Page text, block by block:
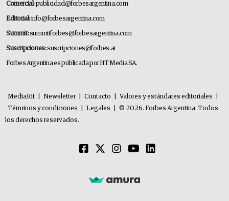
Comercial:publicidad@forbesargentina.com
Editorial:info@forbesargentina.com
Summit:summitforbes@forbesargentina.com
Suscripciones:suscripciones@forbes.ar
Forbes Argentina es publicada por HT Media SA.
MediaKit Newsletter Contacto Valores y estándares editoriales
Términos y condiciones
Legales
© 2026. Forbes Argentina. Todos
los derechos reservados.